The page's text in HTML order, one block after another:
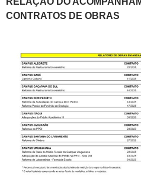
CONTRATOS DE OBRAS